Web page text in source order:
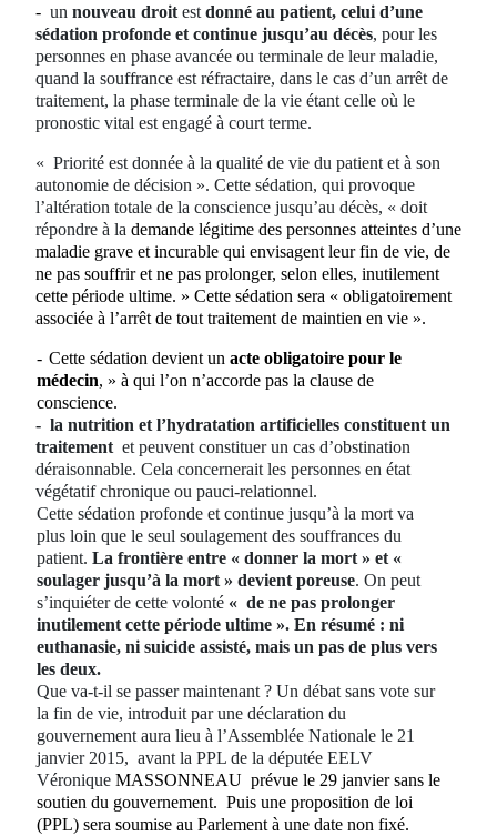
- un nouveau droit est donné au patient, celui d’une
sédation profonde et continue jusqu’au décès, pour les
personnes en phase avancée ou terminale de leur maladie,
quand la souffrance est réfractaire, dans le cas d’un arrêt de
traitement, la phase terminale de la vie étant celle où le
pronostic vital est engagé à court terme.
« Priorité est donnée à la qualité de vie du patient et à son
autonomie de décision ». Cette sédation, qui provoque
l’altération totale de la conscience jusqu’au décès, « doit
répondre à la demande légitime des personnes atteintes d’une
maladie grave et incurable qui envisagent leur fin de vie, de
ne pas souffrir et ne pas prolonger, selon elles, inutilement
cette période ultime. » Cette sédation sera « obligatoirement
associée à l’arrêt de tout traitement de maintien en vie ».
- Cette sédation devient un acte obligatoire pour le
médecin, » à qui l’on n’accorde pas la clause de
conscience.
- la nutrition et l’hydratation artificielles constituent un
traitement et peuvent constituer un cas d’obstination
déraisonnable. Cela concernerait les personnes en état
végétatif chronique ou pauci-relationnel.
Cette sédation profonde et continue jusqu’à la mort va
plus loin que le seul soulagement des souffrances du
patient. La frontière entre « donner la mort » et «
soulager jusqu’à la mort » devient poreuse. On peut
s’inquiéter de cette volonté « de ne pas prolonger
inutilement cette période ultime ». En résumé : ni
euthanasie, ni suicide assisté, mais un pas de plus vers
les deux.
Que va-t-il se passer maintenant ? Un débat sans vote sur
la fin de vie, introduit par une déclaration du
gouvernement aura lieu à l’Assemblée Nationale le 21
janvier 2015, avant la PPL de la députée EELV
Véronique MASSONNEAU prévue le 29 janvier sans le
soutien du gouvernement. Puis une proposition de loi
(PPL) sera soumise au Parlement à une date non fixé.